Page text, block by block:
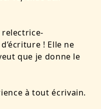
relectrice-
! Elle ne
que je donne le
à tout écrivain.